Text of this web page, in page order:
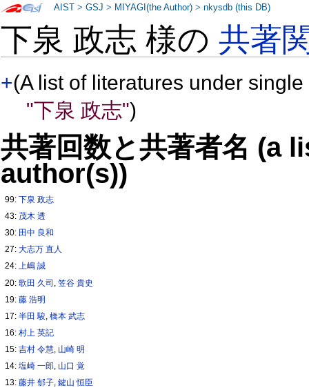
下泉 政志 様の共著
+(A list of literatures under
"下泉 政志")
共著回数と共著者名 (a
author(s))
99:下泉 政志
43: 茂木 透
30: 田中 良和
27:大志万 直人
24:上嶋 誠
20:歌田 久司 ,笠谷 貴史
19:藤 浩明
17:半田 駿 ,橋本 武志
16:村上 英記
15:吉村 令慧 山崎 明
14:塩崎 一郎 山口 覚
13:藤井 郁子 ,鍵山 恒臣
AIST >GSJ > MIYAGI(the Author) >nkysdb (this DB)